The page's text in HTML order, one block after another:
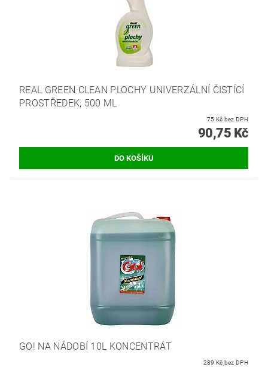
REAL GREEN CLEAN PLOCHY UNIVERZÁLNÍ ČISTÍCÍ
PROSTŘEDEK, 500 ML
75 Kč bez DPH
90,75 Kč
GO! NA NÁDOBÍ 10L KONCENTRÁT
289 Kč bez DPH